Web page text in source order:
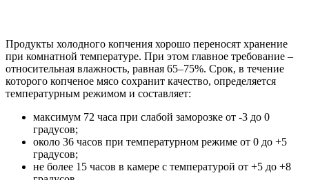
Продукты холодного копчения хорошо переносят хранение
при комнатной температуре. При этом главное требование –
относительная влажность, равная 65–75%. Срок, в течение
которого копченое мясо сохранит качество, определяется
температурным режимом и составляет:
максимум 72 часа при слабой заморозке от -3 до 0
градусов;
около 36 часов при температурном режиме от 0 до +5
градусов;
не более 15 часов в камере с температурой от +5 до +8